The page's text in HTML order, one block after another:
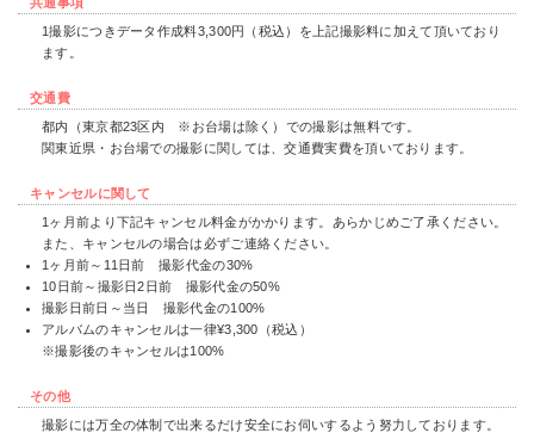
1撮影につきデータ作成料3,300円（税込）を上記撮影料に加えて頂いており
ます。
交通費
都内（東京都23区内 ※お台場は除く）での撮影は無料です。
関東近県・お台場での撮影に関しては、交通費実費を頂いております。
キャンセルに関して
1ヶ月前より下記キャンセル料金がかかります。あらかじめご了承ください。
また、キャンセルの場合は必ずご連絡ください。
1ヶ月前～11日前 撮影代金の30%
10日前～撮影日2日前 撮影代金の50%
撮影日前日～当日 撮影代金の100%
アルバムのキャンセルは一律¥3,300（税込）
※撮影後のキャンセルは100%
その他
撮影には万全の体制で出来るだけ安全にお伺いするよう努力しております。